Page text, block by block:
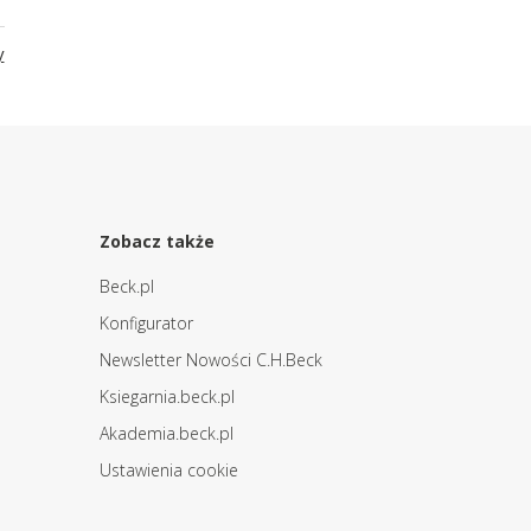
Zobacz także
Beck.pl
Konfigurator
Newsletter Nowości C.H.Beck
Ksiegarnia.beck.pl
Akademia.beck.pl
Ustawienia cookie